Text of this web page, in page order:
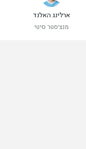
ארלינג האלנד
מנצ'סטר סיטי